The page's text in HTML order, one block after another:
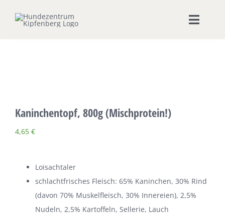
Inhalt
Toggle
Seminare & Workshops
Hundepension
Ernährungsberatung
Kaninchentopf, 800g (Mischprotein!)
4,65 €
Loisachtaler
schlachtfrisches Fleisch: 65% Kaninchen, 30% Rind
(davon 70% Muskelfleisch, 30% Innereien), 2,5%
Nudeln, 2,5% Kartoffeln, Sellerie, Lauch